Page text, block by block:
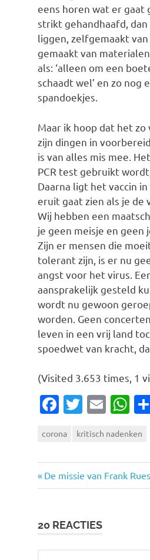
eens horen wat er gaat
strikt gehandhaafd,
liggen, zelfgemaakt
gemaakt van
als: ‘alleen om een
schaadt wel’ en zo nog
spandoekjes.
Maar ik hoop dat het
zijn dingen in
is van alles mis mee.
PCR test gebruikt
Daarna ligt het vaccin
eruit gaat zien als je de
Wij hebben een
je geen meisje en geen
Zijn er mensen die
tolerant zijn, is er nu
angst voor het virus.
aansprakelijk gesteld
wordt nu gewoon
worden. Geen
leven in een vrij land
spoedwet van kracht,
(Visited 3.653 times, 1
Facebook
Twitter
corona kritisch nadenken
Bericht
Vorige
bericht:
De missie van Frank
20 REACTIES